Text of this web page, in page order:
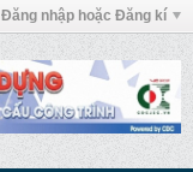
Đăng nhập hoặc Đăng kí